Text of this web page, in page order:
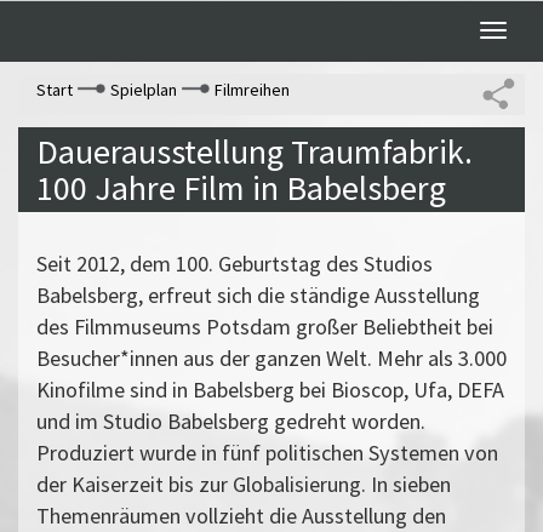
Toggle
Start
Spielplan Filmreihen
Dauerausstellung Traumfabrik.
100 Jahre Film in Babelsberg
Seit 2012, dem 100. Geburtstag des Studios
Babelsberg, erfreut sich die ständige Ausstellung
des Filmmuseums Potsdam großer Beliebtheit bei
Besucher*innen aus der ganzen Welt. Mehr als 3.000
Kinofilme sind in Babelsberg bei Bioscop, Ufa, DEFA
und im Studio Babelsberg gedreht worden.
Produziert wurde in fünf politischen Systemen von
der Kaiserzeit bis zur Globalisierung. In sieben
Themenräumen vollzieht die Ausstellung den